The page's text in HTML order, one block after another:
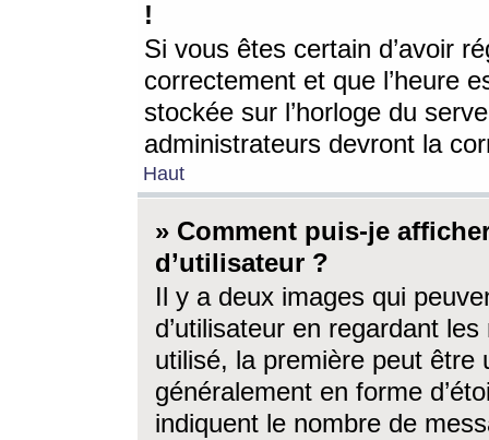
!
Si vous êtes certain d’avoir
correctement et que l’heure
stockée sur l’horloge du
administrateurs devront la
Haut
» Comment puis-je
d’utilisateur ?
Il y a deux images qui
d’utilisateur en regardant
utilisé, la première peut être
généralement en forme
indiquent le nombre de